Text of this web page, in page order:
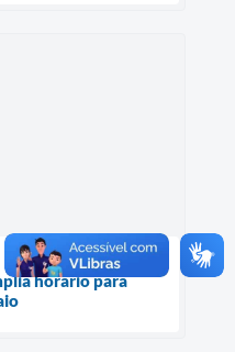
horário para